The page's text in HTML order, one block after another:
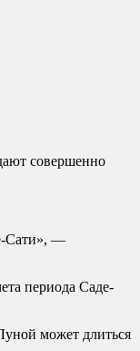
совершенно
Сати», —
периода Саде-
может длиться